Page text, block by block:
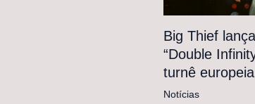
Big Thief
“Double
turnê europeia
Notícias